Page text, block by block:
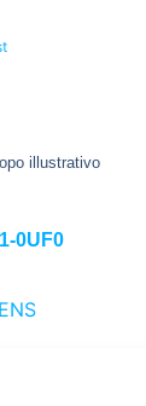
illustrativo
0UF0